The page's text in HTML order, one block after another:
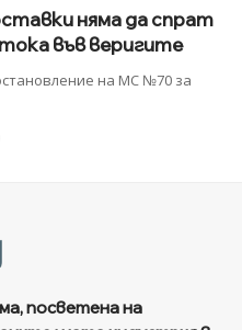
няма да спрат
във веригите
на МС №70 за
посветена на